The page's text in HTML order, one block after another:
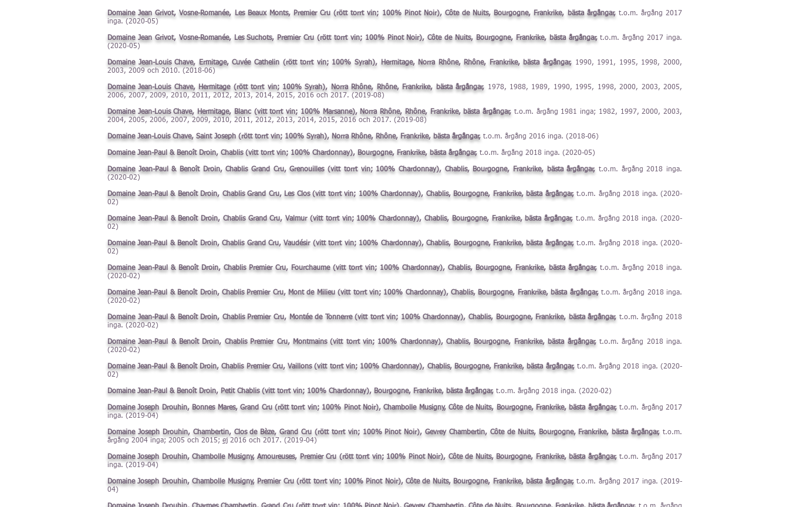
Domaine Jean Grivot, Vosne-Romanée, Les Beaux Monts, Premier Cru (rött torrt vin; 100% Pinot Noir), Côte de Nuits, Bourgogne, Frankrike, bästa årgångar,t.o.m. årgång 2017
inga. (2020-05)
Domaine Jean Grivot, Vosne-Romanée, Les Suchots, Premier Cru (rött torrt vin; 100% Pinot Noir), Côte de Nuits, Bourgogne, Frankrike, bästa årgångar,t.o.m. årgång 2017 inga.
(2020-05)
Domaine Jean-Louis Chave, Ermitage, Cuvée Cathelin (rött torrt vin; 100% Syrah), Hermitage, Norra Rhône, Rhône, Frankrike, bästa årgångar, 1990, 1991, 1995, 1998, 2000,
2003, 2009 och 2010. (2018-06)
Domaine Jean-Louis Chave, Hermitage (rött torrt vin; 100% Syrah), Norra Rhône, Rhône, Frankrike, bästa årgångar, 1978, 1988, 1989, 1990, 1995, 1998, 2000, 2003, 2005,
2006, 2007, 2009, 2010, 2011, 2012, 2013, 2014, 2015, 2016 och 2017. (2019-08)
Domaine Jean-Louis Chave, Hermitage, Blanc (vitt torrt vin; 100% Marsanne), Norra Rhône, Rhône, Frankrike, bästa årgångar, t.o.m. årgång 1981 inga; 1982, 1997, 2000, 2003,
2004, 2005, 2006, 2007, 2009, 2010, 2011, 2012, 2013, 2014, 2015, 2016 och 2017. (2019-08)
Domaine Jean-Louis Chave, Saint Joseph (rött torrt vin; 100% Syrah), Norra Rhône, Rhône, Frankrike, bästa årgångar, t.o.m. årgång 2016 inga. (2018-06)
Domaine Jean-Paul & Benoît Droin, Chablis (vitt torrt vin; 100% Chardonnay), Bourgogne, Frankrike, bästa årgångar, t.o.m. årgång 2018 inga. (2020-05)
Domaine Jean-Paul & Benoît Droin, Chablis Grand Cru, Grenouilles (vitt torrt vin; 100% Chardonnay), Chablis, Bourgogne, Frankrike, bästa årgångar, t.o.m. årgång 2018 inga.
(2020-02)
Domaine Jean-Paul & Benoît Droin, Chablis Grand Cru, Les Clos (vitt torrt vin; 100% Chardonnay), Chablis, Bourgogne, Frankrike, bästa årgångar, t.o.m. årgång 2018 inga. (2020-
02)
Domaine Jean-Paul & Benoît Droin, Chablis Grand Cru, Valmur (vitt torrt vin; 100% Chardonnay), Chablis, Bourgogne, Frankrike, bästa årgångar, t.o.m. årgång 2018 inga. (2020-
02)
Domaine Jean-Paul & Benoît Droin, Chablis Grand Cru, Vaudésir (vitt torrt vin; 100% Chardonnay), Chablis, Bourgogne, Frankrike, bästa årgångar,t.o.m. årgång 2018 inga. (2020-
02)
Domaine Jean-Paul & Benoît Droin, Chablis Premier Cru, Fourchaume (vitt torrt vin; 100% Chardonnay), Chablis, Bourgogne, Frankrike, bästa årgångar, t.o.m. årgång 2018 inga.
(2020-02)
Domaine Jean-Paul & Benoît Droin, Chablis Premier Cru, Mont de Milieu (vitt torrt vin; 100% Chardonnay), Chablis, Bourgogne, Frankrike, bästa årgångar,t.o.m. årgång 2018 inga.
(2020-02)
Domaine Jean-Paul & Benoît Droin, Chablis Premier Cru, Montée de Tonnerre (vitt torrt vin; 100% Chardonnay), Chablis, Bourgogne, Frankrike, bästa årgångar, t.o.m. årgång 2018
inga. (2020-02)
Domaine Jean-Paul & Benoît Droin, Chablis Premier Cru, Montmains (vitt torrt vin; 100% Chardonnay), Chablis, Bourgogne, Frankrike, bästa årgångar,t.o.m. årgång 2018 inga.
(2020-02)
Domaine Jean-Paul & Benoît Droin, Chablis Premier Cru, Vaillons (vitt torrt vin; 100% Chardonnay), Chablis, Bourgogne, Frankrike, bästa årgångar,t.o.m. årgång 2018 inga. (2020-
02)
Domaine Jean-Paul & Benoît Droin, Petit Chablis (vitt torrt vin; 100% Chardonnay), Bourgogne, Frankrike, bästa årgångar, t.o.m. årgång 2018 inga. (2020-02)
Domaine Joseph Drouhin, Bonnes Mares, Grand Cru (rött torrt vin; 100% Pinot Noir), Chambolle Musigny, Côte de Nuits, Bourgogne, Frankrike, bästa årgångar,t.o.m. årgång 2017
inga. (2019-04)
Domaine Joseph Drouhin, Chambertin, Clos de Bèze, Grand Cru (rött torrt vin; 100% Pinot Noir), Gevrey Chambertin, Côte de Nuits, Bourgogne, Frankrike, bästa årgångar, t.o.m.
årgång 2004 inga; 2005 och 2015; ej 2016 och 2017. (2019-04)
Domaine Joseph Drouhin, Chambolle Musigny, Amoureuses, Premier Cru (rött torrt vin; 100% Pinot Noir), Côte de Nuits, Bourgogne, Frankrike, bästa årgångar,t.o.m. årgång 2017
inga. (2019-04)
Domaine Joseph Drouhin, Chambolle Musigny, Premier Cru (rött torrt vin; 100% Pinot Noir), Côte de Nuits, Bourgogne, Frankrike, bästa årgångar,t.o.m. årgång 2017 inga. (2019-
04)